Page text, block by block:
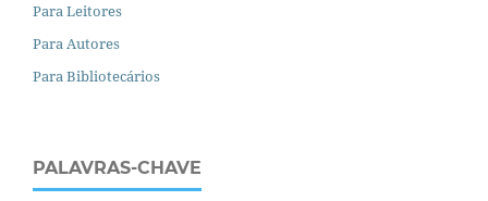
Para Leitores
Para Autores
Para Bibliotecários
PALAVRAS-CHAVE